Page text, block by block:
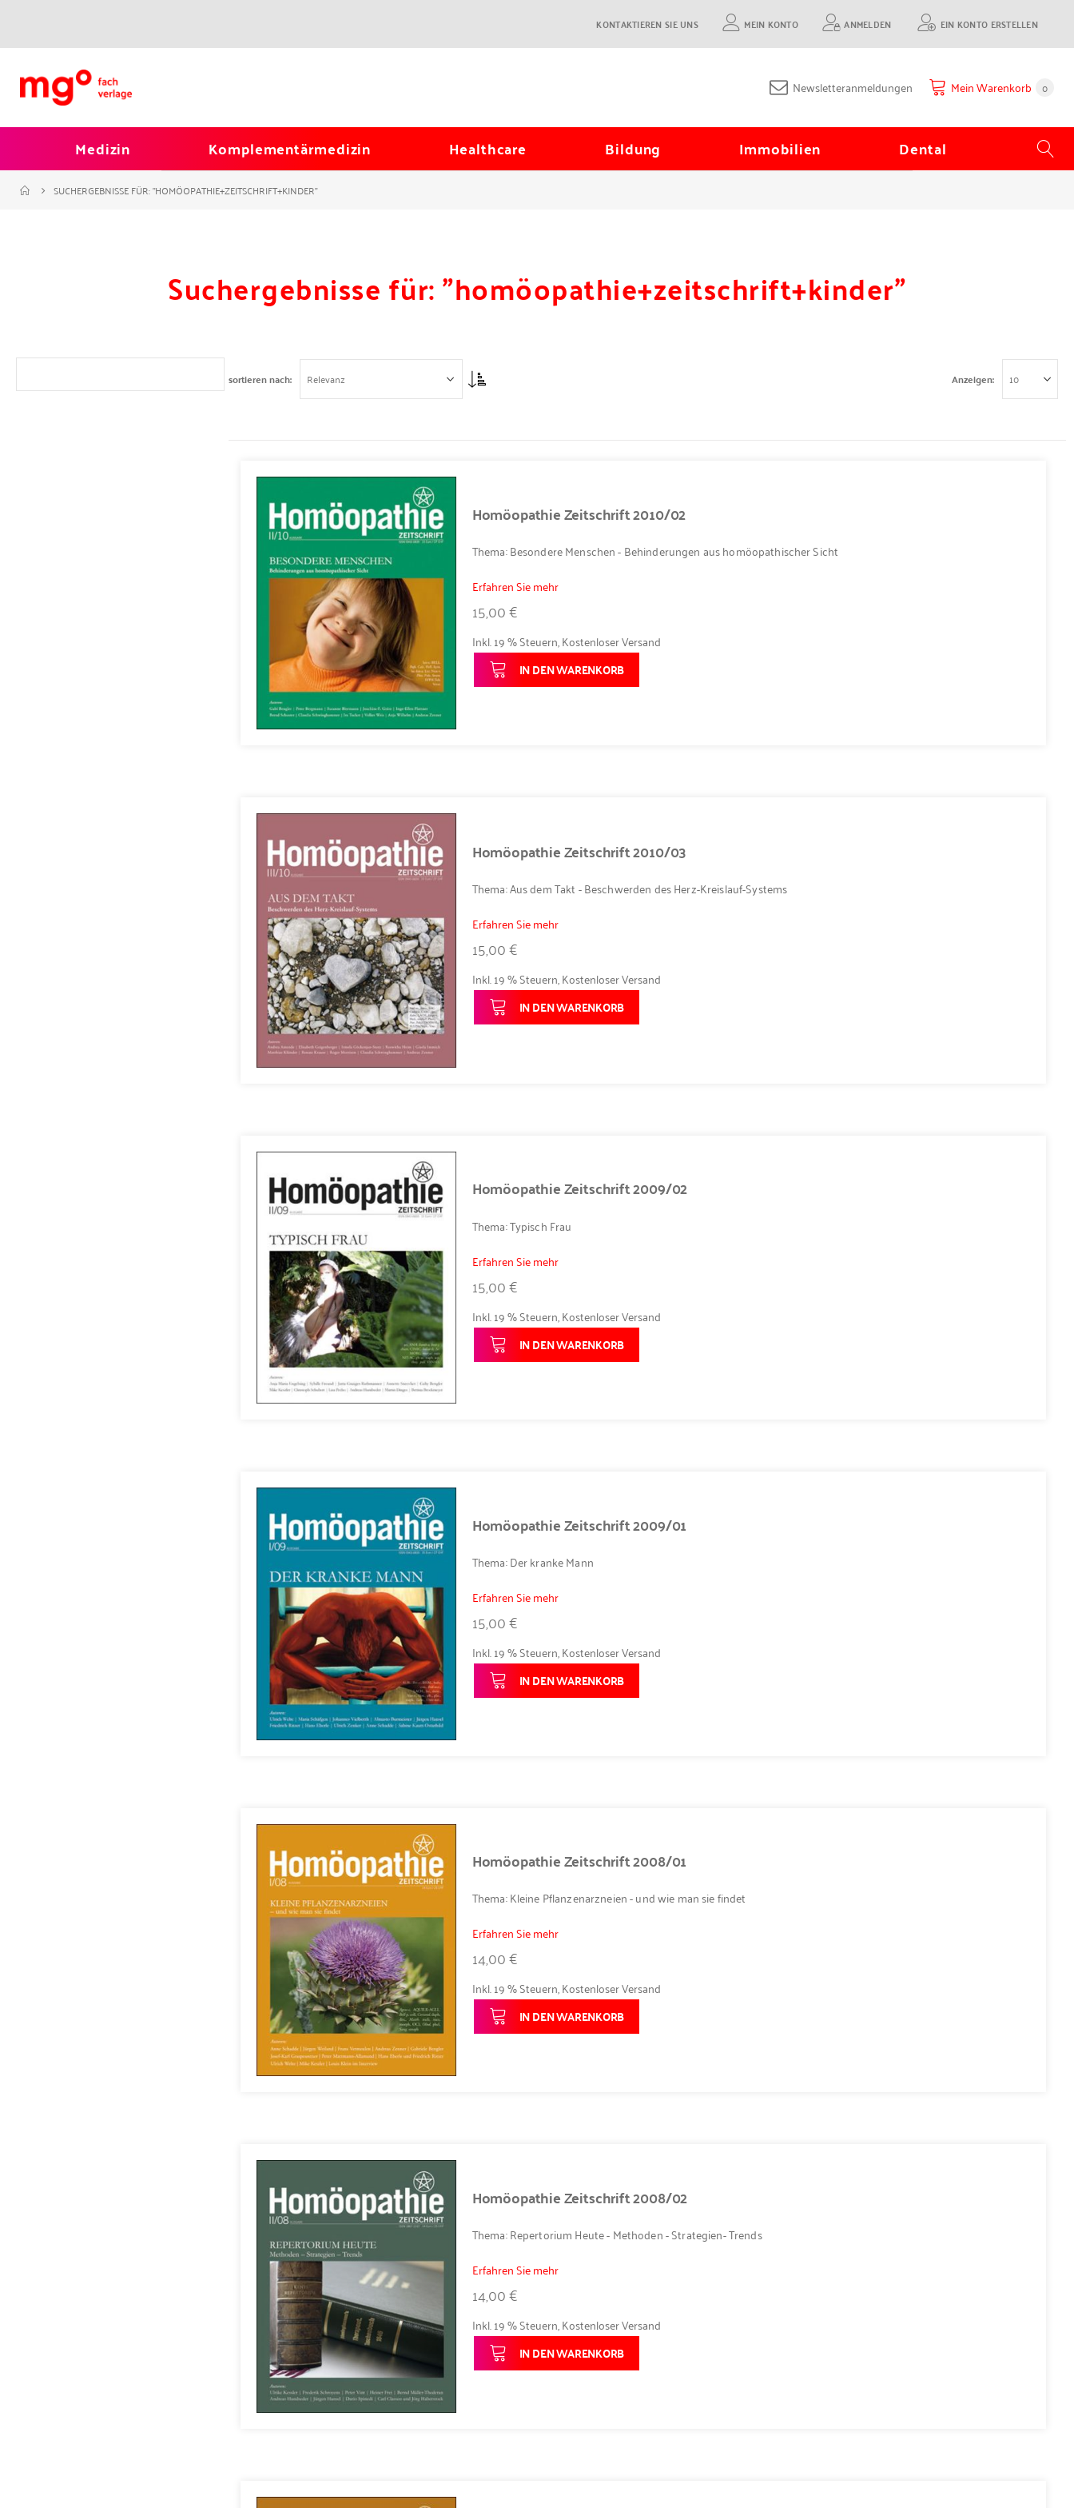
KONTAKTIEREN SIE UNS MEIN KONTO ANMELDEN EIN KONTO ERSTELLEN
Newsletteranmeldungen Mein Warenkorb 0
Medizin Komplementärmedizin Healthcare Bildung Immobilien Dental
SUCHERGEBNISSE FÜR: "HOMÖOPATHIE+ZEITSCHRIFT+KINDER"
Suchergebnisse für: "homöopathie+zeitschrift+kinder"
sortieren nach Asc Anzeigen
Homöopathie Zeitschrift 2010/02
Thema: Besondere Menschen - Behinderungen aus homöopathischer Sicht
Erfahren Sie mehr
15,00 €
Inkl. 19 % Steuern,Kostenloser Versand
IN DEN WARENKORB
Homöopathie Zeitschrift 2010/03
Thema: Aus dem Takt - Beschwerden des Herz-Kreislauf-Systems
Erfahren Sie mehr
15,00 €
Inkl. 19 % Steuern,Kostenloser Versand
IN DEN WARENKORB
Homöopathie Zeitschrift 2009/02
Thema: Typisch Frau
Erfahren Sie mehr
15,00 €
Inkl. 19 % Steuern,Kostenloser Versand
IN DEN WARENKORB
Homöopathie Zeitschrift 2009/01
Thema: Der kranke Mann
Erfahren Sie mehr
15,00 €
Inkl. 19 % Steuern,Kostenloser Versand
IN DEN WARENKORB
Homöopathie Zeitschrift 2008/01
Thema: Kleine Pflanzenarzneien - und wie man sie findet
Erfahren Sie mehr
14,00 €
Inkl. 19 % Steuern,Kostenloser Versand
IN DEN WARENKORB
Homöopathie Zeitschrift 2008/02
Thema: Repertorium Heute - Methoden - Strategien- Trends
Erfahren Sie mehr
14,00 €
Inkl. 19 % Steuern,Kostenloser Versand
IN DEN WARENKORB